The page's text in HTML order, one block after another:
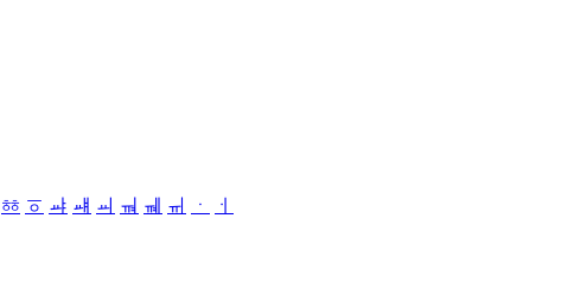
ㆅ ㆆ ㆇ ㆈ ㆉ ㆊ ㆋ ㆌ ㆍ
ㆎ